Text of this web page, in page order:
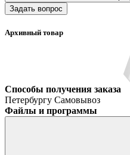
Задать вопрос
Архивный товар
Способы получения заказа
Петербургу Самовывоз
Файлы и программы